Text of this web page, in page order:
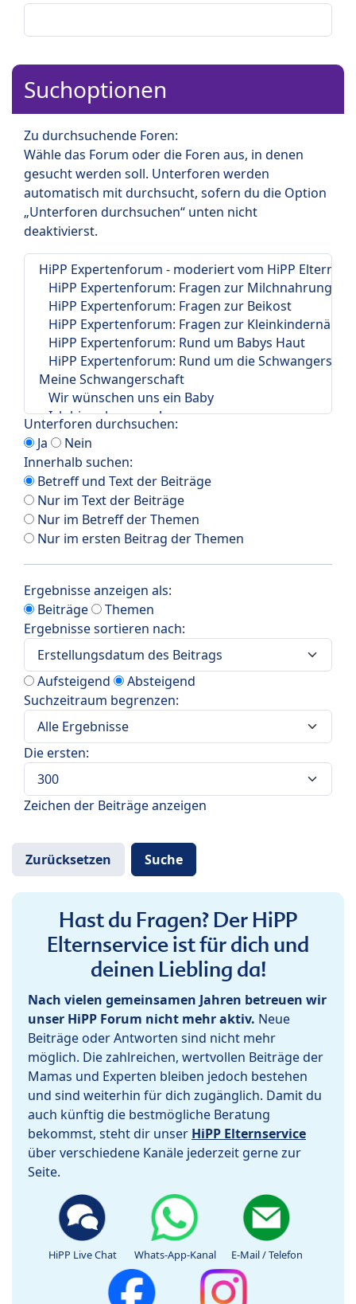
Suchoptionen
Zu durchsuchende Foren:
Wähle das Forum oder die Foren aus, in denen
gesucht werden soll. Unterforen werden
automatisch mit durchsucht, sofern du die Option
„Unterforen durchsuchen“ unten nicht
deaktivierst.
Unterforen durchsuchen:
Ja
Nein
Innerhalb suchen:
Betreff und Text der Beiträge
Nur im Text der Beiträge
Nur im Betreff der Themen
Nur im ersten Beitrag der Themen
Ergebnisse anzeigen als:
Beiträge
Themen
Ergebnisse sortieren nach:
Aufsteigend
Absteigend
Suchzeitraum begrenzen:
Die ersten:
Zeichen der Beiträge anzeigen
Hast du Fragen? Der HiPP
Elternservice ist für dich und
deinen Liebling da!
Nach vielen gemeinsamen Jahren betreuen wir
unser HiPP Forum nicht mehr aktiv. Neue
Beiträge oder Antworten sind nicht mehr
möglich. Die zahlreichen, wertvollen Beiträge der
Mamas und Experten bleiben jedoch bestehen
und sind weiterhin für dich zugänglich. Damit du
auch künftig die bestmögliche Beratung
bekommst, steht dir unser HiPP Elternservice
über verschiedene Kanäle jederzeit gerne zur
Seite.
HiPP Live Chat Whats-App-Kanal E-Mail / Telefon